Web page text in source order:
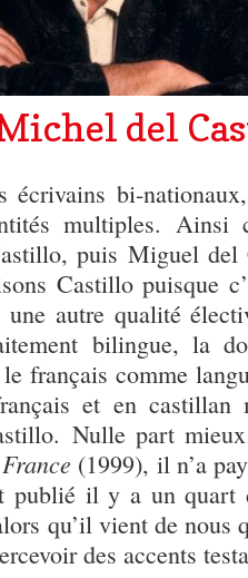
del
écrivains bi-
multiples. Ainsi
puis Miguel
Castillo puisque
une autre qualité
bilingue, la
français comme
et en castillan
Nulle part
(1999), il n’a
publié il y a un quart
qu’il vient de nous
des accents